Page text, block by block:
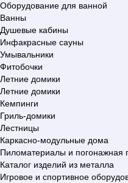
Оборудование для ванной
Ванны
Душевые кабины
Инфакрасные сауны
Умывальники
Фитобочки
Летние домики
Летние домики
Кемпинги
Гриль-домики
Лестницы
Каркасно-модульные дома
Пиломатериалы и погонажная
Каталог изделий из металла
Игровое и спортивное